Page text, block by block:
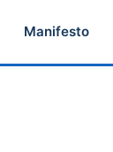
Manifesto